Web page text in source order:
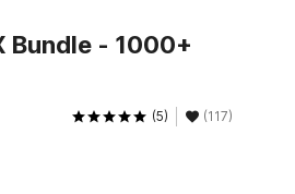
Bundle - 1000+
(5) (117)